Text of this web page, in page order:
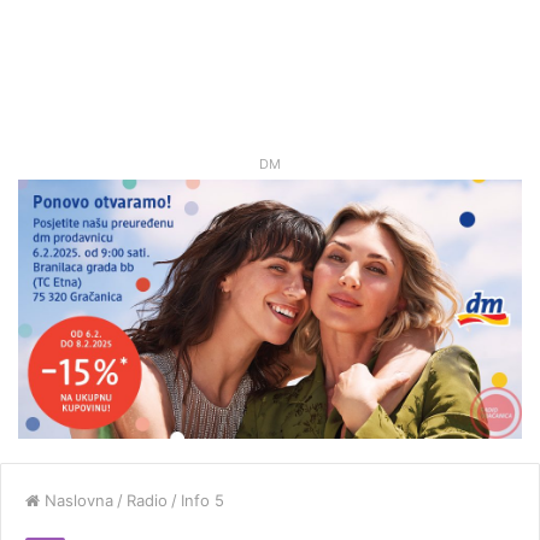
DM
Naslovna / Radio / Info 5